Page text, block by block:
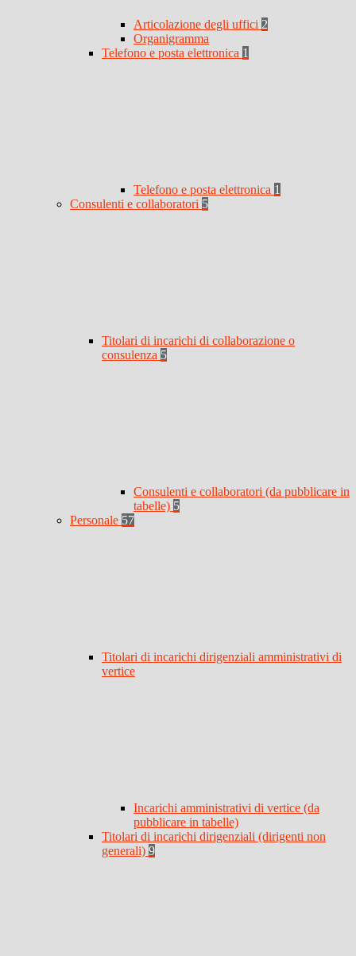
Articolazione degli uffici 2
Organigramma
Telefono e posta elettronica 1
Telefono e posta elettronica 1
Consulenti e collaboratori 5
Titolari di incarichi di collaborazione o
consulenza 5
Consulenti e collaboratori (da pubblicare in
tabelle) 5
Personale 57
Titolari di incarichi dirigenziali amministrativi di
vertice
Incarichi amministrativi di vertice (da
pubblicare in tabelle)
Titolari di incarichi dirigenziali (dirigenti non
generali) 9